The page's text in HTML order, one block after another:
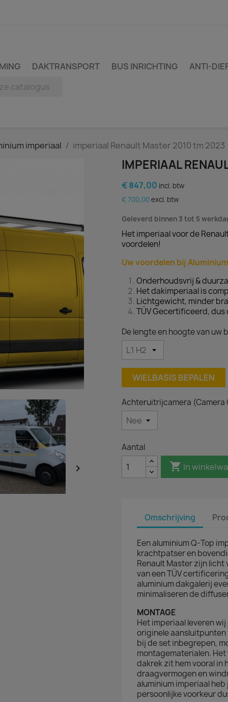
DAKTRANSPORT BUS INRICHTING ANTI-
imperiaal imperiaal Renault Master 2010 tm 2023

IMPERIAAL
€ 847,00 incl. btw
€ 700,00 excl. btw
Geleverd binnen 3 tot 5
Het imperiaal voor de
voordelen!
Uw voordelen bij
Onderhoudsvrij &
Het dakimperiaal is
Lichtgewicht, minder
TÜV Gecertificeerd,
De lengte en hoogte van uw
WIELBASIS BEPALEN
Achteruitrijcamera (Camera
Aantal
 In
Omschrijving
Een aluminium Q-Top
krachtpatser en
Renault Master zijn
van een TÜV
aluminium dakgalerij
minimaliseren de
MONTAGE
Het imperiaal leveren
originele
bij de set inbegrepen,
montagematerialen.
dakrek zit hem vooral in
draagvermogen en
aluminium imperiaal
persoonlijke voorkeur